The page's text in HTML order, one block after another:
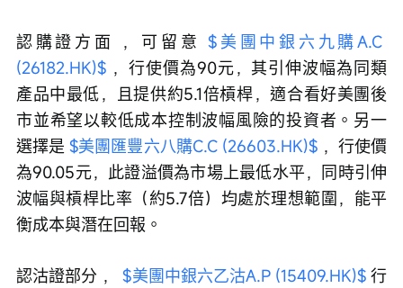
認購證方面 ，可留意 $美團中銀六九購A.C
(26182.HK)$ ，行使價為90元，其引伸波幅為同類
產品中最低，且提供約5.1倍槓桿，適合看好美團後
市並希望以較低成本控制波幅風險的投資者。另一
選擇是 $美團匯豐六八購C.C (26603.HK)$ ，行使價
為90.05元，此證溢價為市場上最低水平，同時引伸
波幅與槓桿比率（約5.7倍）均處於理想範圍，能平
衡成本與潛在回報。
認沽證部分 ， $美團中銀六乙沽A.P (15409.HK)$ 行